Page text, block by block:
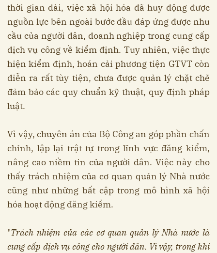
thời gian dài, việc xã hội hóa đã huy động được
nguồn lực bên ngoài bước đầu đáp ứng được nhu
cầu của người dân, doanh nghiệp trong cung cấp
dịch vụ công về kiểm định. Tuy nhiên, việc thực
hiện kiểm định, hoán cải phương tiện GTVT còn
diễn ra rất tùy tiện, chưa được quản lý chặt chẽ
đảm bảo các quy chuẩn kỹ thuật, quy định pháp
luật.
Vì vậy, chuyên án của Bộ Công an góp phần chấn
chỉnh, lập lại trật tự trong lĩnh vực đăng kiểm,
nâng cao niềm tin của người dân. Việc này cho
thấy trách nhiệm của cơ quan quản lý Nhà nước
cũng như những bất cập trong mô hình xã hội
hóa hoạt động đăng kiểm.
"Trách nhiệm của các cơ quan quản lý Nhà nước là
cung cấp dịch vụ công cho người dân. Vì vậy, trong khi